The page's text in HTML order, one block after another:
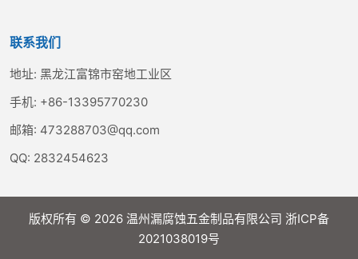
联系我们
地址: 黑龙江富锦市窑地工业区
手机: +86-13395770230
邮箱: 473288703@qq.com
QQ: 2832454623
版权所有 © 2026 温州漏腐蚀五金制品有限公司 浙ICP备
2021038019号